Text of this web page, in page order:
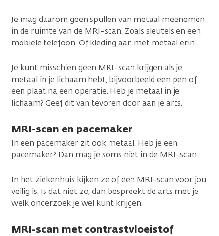
Je mag daarom geen spullen van metaal meenemen
in de ruimte van de MRI-scan. Zoals sleutels en een
mobiele telefoon. Of kleding aan met metaal erin.
Je kunt misschien geen MRI-scan krijgen als je
metaal in je lichaam hebt, bijvoorbeeld een pen of
een plaat na een operatie. Heb je metaal in je
lichaam? Geef dit van tevoren door aan je arts.
MRI-scan en pacemaker
In een pacemaker zit ook metaal. Heb je een
pacemaker? Dan mag je soms niet in de MRI-scan.
In het ziekenhuis kijken ze of een MRI-scan voor jou
veilig is. Is dat niet zo, dan bespreekt de arts met je
welk onderzoek je wel kunt krijgen.
MRI-scan met contrastvloeistof